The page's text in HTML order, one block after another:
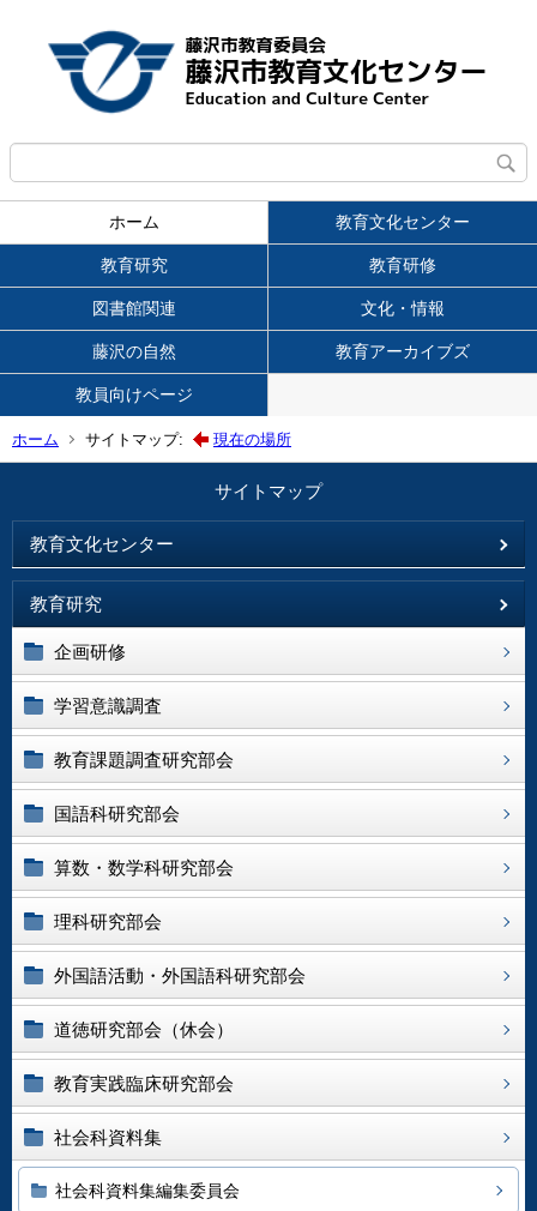
ホーム 教育文化センター
教育研究 教育研修
図書館関連 文化・情報
藤沢の自然 教育アーカイブズ
教員向けページ
ホーム サイトマップ: 現在の場所
サイトマップ
教育文化センター
教育研究
企画研修
学習意識調査
教育課題調査研究部会
国語科研究部会
算数・数学科研究部会
理科研究部会
外国語活動・外国語科研究部会
道徳研究部会（休会）
教育実践臨床研究部会
社会科資料集
社会科資料集編集委員会